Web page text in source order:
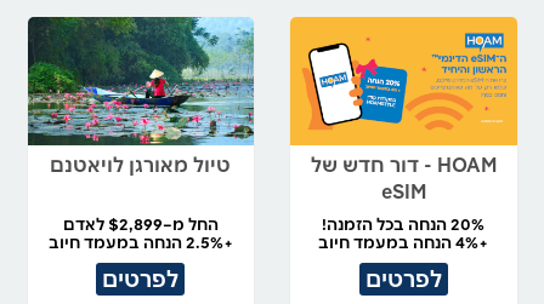
HOAM - דור חדש של
eSIM
20% הנחה בכל הזמנה!
+4% הנחה במעמד חיוב
לפרטים
טיול מאורגן לויאטנם
החל מ–$2,899 לאדם
+2.5% הנחה במעמד חיוב
לפרטים